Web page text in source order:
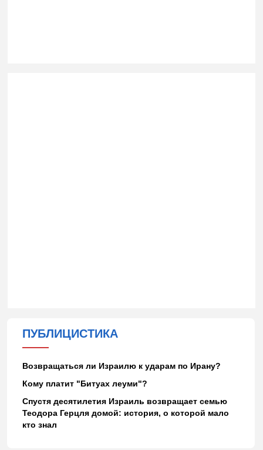
ПУБЛИЦИСТИКА
Возвращаться ли Израилю к ударам по Ирану?
Кому платит "Битуах леуми"?
Спустя десятилетия Израиль возвращает семью
Теодора Герцля домой: история, о которой мало
кто знал